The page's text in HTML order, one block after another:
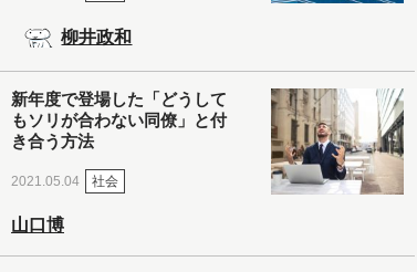
柳井政和
新年度で登場した「どうして
もソリが合わない同僚」と付
き合う方法
2021.05.04 社会
山口博